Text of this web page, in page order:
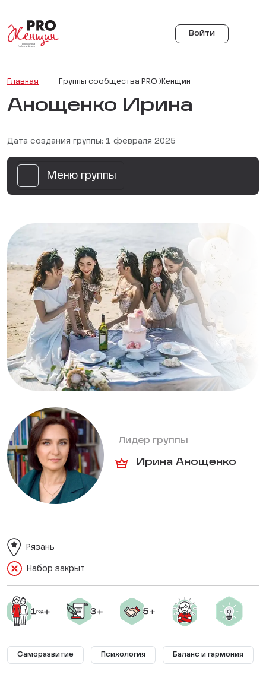
Войти
Главная Группы сообщества PRO Женщин
Анощенко Ирина
Дата создания группы: 1 февраля 2025
Меню группы
Лидер группы
Ирина Анощенко
Набор закрыт
Рязань
Саморазвитие Психология Баланс и гармония